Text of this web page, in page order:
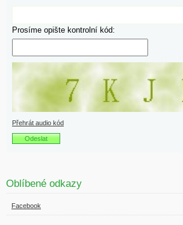
Prosíme opište kontrolní kód:
Přehrát audio kód
Oblíbené odkazy
Facebook